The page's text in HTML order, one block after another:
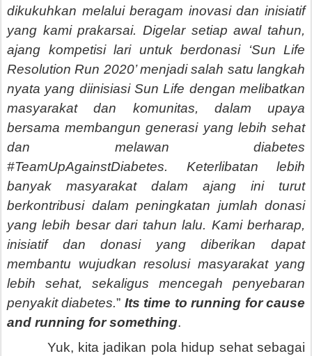
dikukuhkan melalui beragam inovasi dan inisiatif
yang kami prakarsai. Digelar setiap awal tahun,
ajang kompetisi lari untuk berdonasi ‘Sun Life
Resolution Run 2020’ menjadi salah satu langkah
nyata yang diinisiasi Sun Life dengan melibatkan
masyarakat dan komunitas, dalam upaya
bersama membangun generasi yang lebih sehat
dan melawan diabetes
#TeamUpAgainstDiabetes. Keterlibatan lebih
banyak masyarakat dalam ajang ini turut
berkontribusi dalam peningkatan jumlah donasi
yang lebih besar dari tahun lalu. Kami berharap,
inisiatif dan donasi yang diberikan dapat
membantu wujudkan resolusi masyarakat yang
lebih sehat, sekaligus mencegah penyebaran
penyakit diabetes.” Its time to running for cause
and running for something.
Yuk, kita jadikan pola hidup sehat sebagai